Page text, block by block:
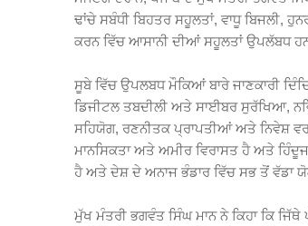
ਢਾਂਚੇ ਸਬੰਧੀ ਬਿਹਤਰ ਸਹੂਲਤਾਂ, ਵਾਧੂ ਬਿਜਲੀ,
ਕਰਨ ਵਿੱਚ ਆਸਾਨੀ ਦੀਆਂ ਸਹੂਲਤਾਂ ਉਪਲੱਬਧ
ਸੂਬੇ ਵਿੱਚ ਉਪਲਬਧ ਮੌਕਿਆਂ ਬਾਰੇ ਜਾਣਕਾਰੀ
ਡਿਜੀਟਲ ਤਬਦੀਲੀ ਅਤੇ ਸਾਈਬਰ ਸੁਰੱਖਿਆ,
ਸਹਿਯੋਗ, ਰਣਨੀਤਕ ਪ੍ਰਾਪਤੀਆਂ ਅਤੇ ਨਿਵੇਸ਼
ਮਾਨਸਿਕਤਾ ਅਤੇ ਅਮੀਰ ਵਿਰਾਸਤ ਹੈ ਅਤੇ
ਹੈ ਅਤੇ ਦੇਸ਼ ਦੇ ਅਨਾਜ ਭੰਡਾਰ ਵਿੱਚ ਸਭ ਤੋਂ ਵੱਡਾ
ਮੁੱਖ ਮੰਤਰੀ ਭਗਵੰਤ ਸਿੰਘ ਮਾਨ ਨੇ ਕਿਹਾ ਕਿ